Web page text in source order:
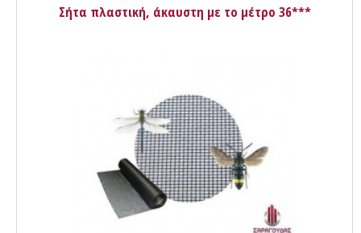
Σήτα πλαστική, άκαυστη με το μέτρο 36***